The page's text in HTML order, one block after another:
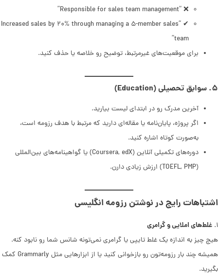
❌ “Responsible for sales team management”
✔ “Increased sales by ۲۰% through managing a ۵-member sales
team”
برای موقعیت‌های غیرمرتبط، توضیح رو خلاصه یا حذف کنید.
۵. سوابق تحصیلی (Education)
آخرین مدرک رو در ابتدای لیست بیارید.
اگر پروژه، پایان‌نامه یا مقاله‌ای دارید که مرتبط با هدف رزومه است،
به‌صورت کوتاه اشاره کنید.
دوره‌های تکمیلی آنلاین (Coursera, edX) یا گواهینامه‌های بین‌المللی
(TOEFL, PMP) ارزش زیادی دارن.
اشتباهات رایج در نوشتن رزومه انگلیسی
۱. غلط‌های املایی و گرامری
هیچ چیز به اندازه یک غلط تایپی یا گرامری نمی‌تونه شانس شما رو نابود کنه.
همیشه چند بار رزومه‌تون رو بازخوانی کنید یا از ابزارهایی مثل Grammarly کمک
بگیرید.